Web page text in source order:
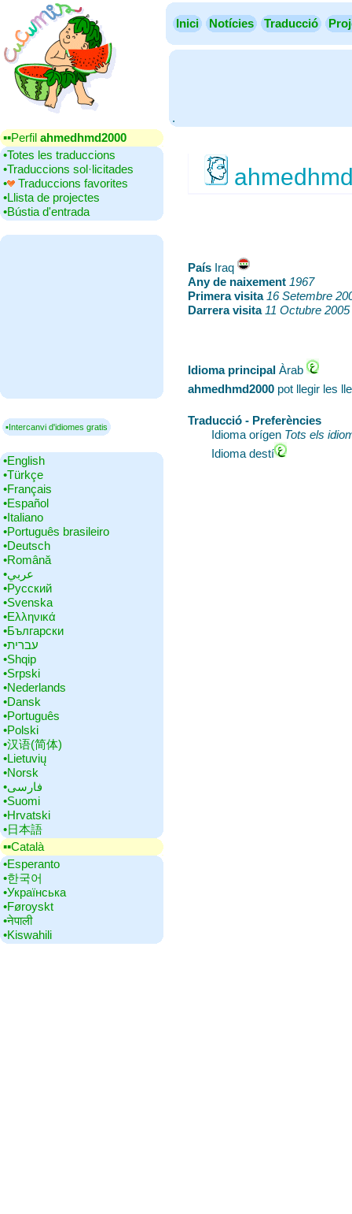
Inici Notícies Traducció
.
▪▪‎Perfil ahmedhmd2000
•‎Totes les traduccions
•‎Traduccions sol·licitades
•‎
Traduccions favorites
•‎Llista de projectes
•‎Bústia d'entrada
▪Intercanvi d'idiomes gratis
•‎English
•‎Türkçe
•‎Français
•‎Español
•‎Italiano
•‎Português brasileiro
•‎Deutsch
•‎Română
•‎عربي
•‎Русский
•‎Svenska
•‎Ελληνικά
•‎Български
•‎עברית
•‎Shqip
•‎Srpski
•‎Nederlands
•‎Dansk
•‎Português
•‎Polski
•‎汉语(简体)
•‎Lietuvių
•‎Norsk
•‎فارسی
•‎Suomi
•‎Hrvatski
•‎日本語
▪▪‎Català
•‎Esperanto
•‎한국어
•‎Українська
•‎Føroyskt
•‎नेपाली
•‎Kiswahili
País ‎Iraq
Any de naixement 1967
Primera visita‎ 16 Setembre
Darrera visita‎ 11 Octubre
Idioma principal ‎Àrab
ahmedhmd2000 pot llegir les
Traducció - Preferències
Idioma orígen Tots els
Idioma destí